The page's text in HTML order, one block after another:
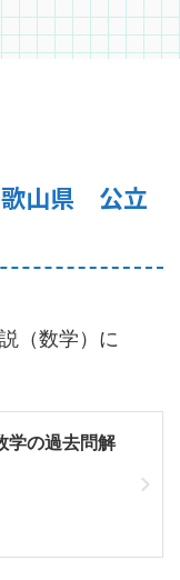
歌山県 公立
（数学）に
学の過去問解